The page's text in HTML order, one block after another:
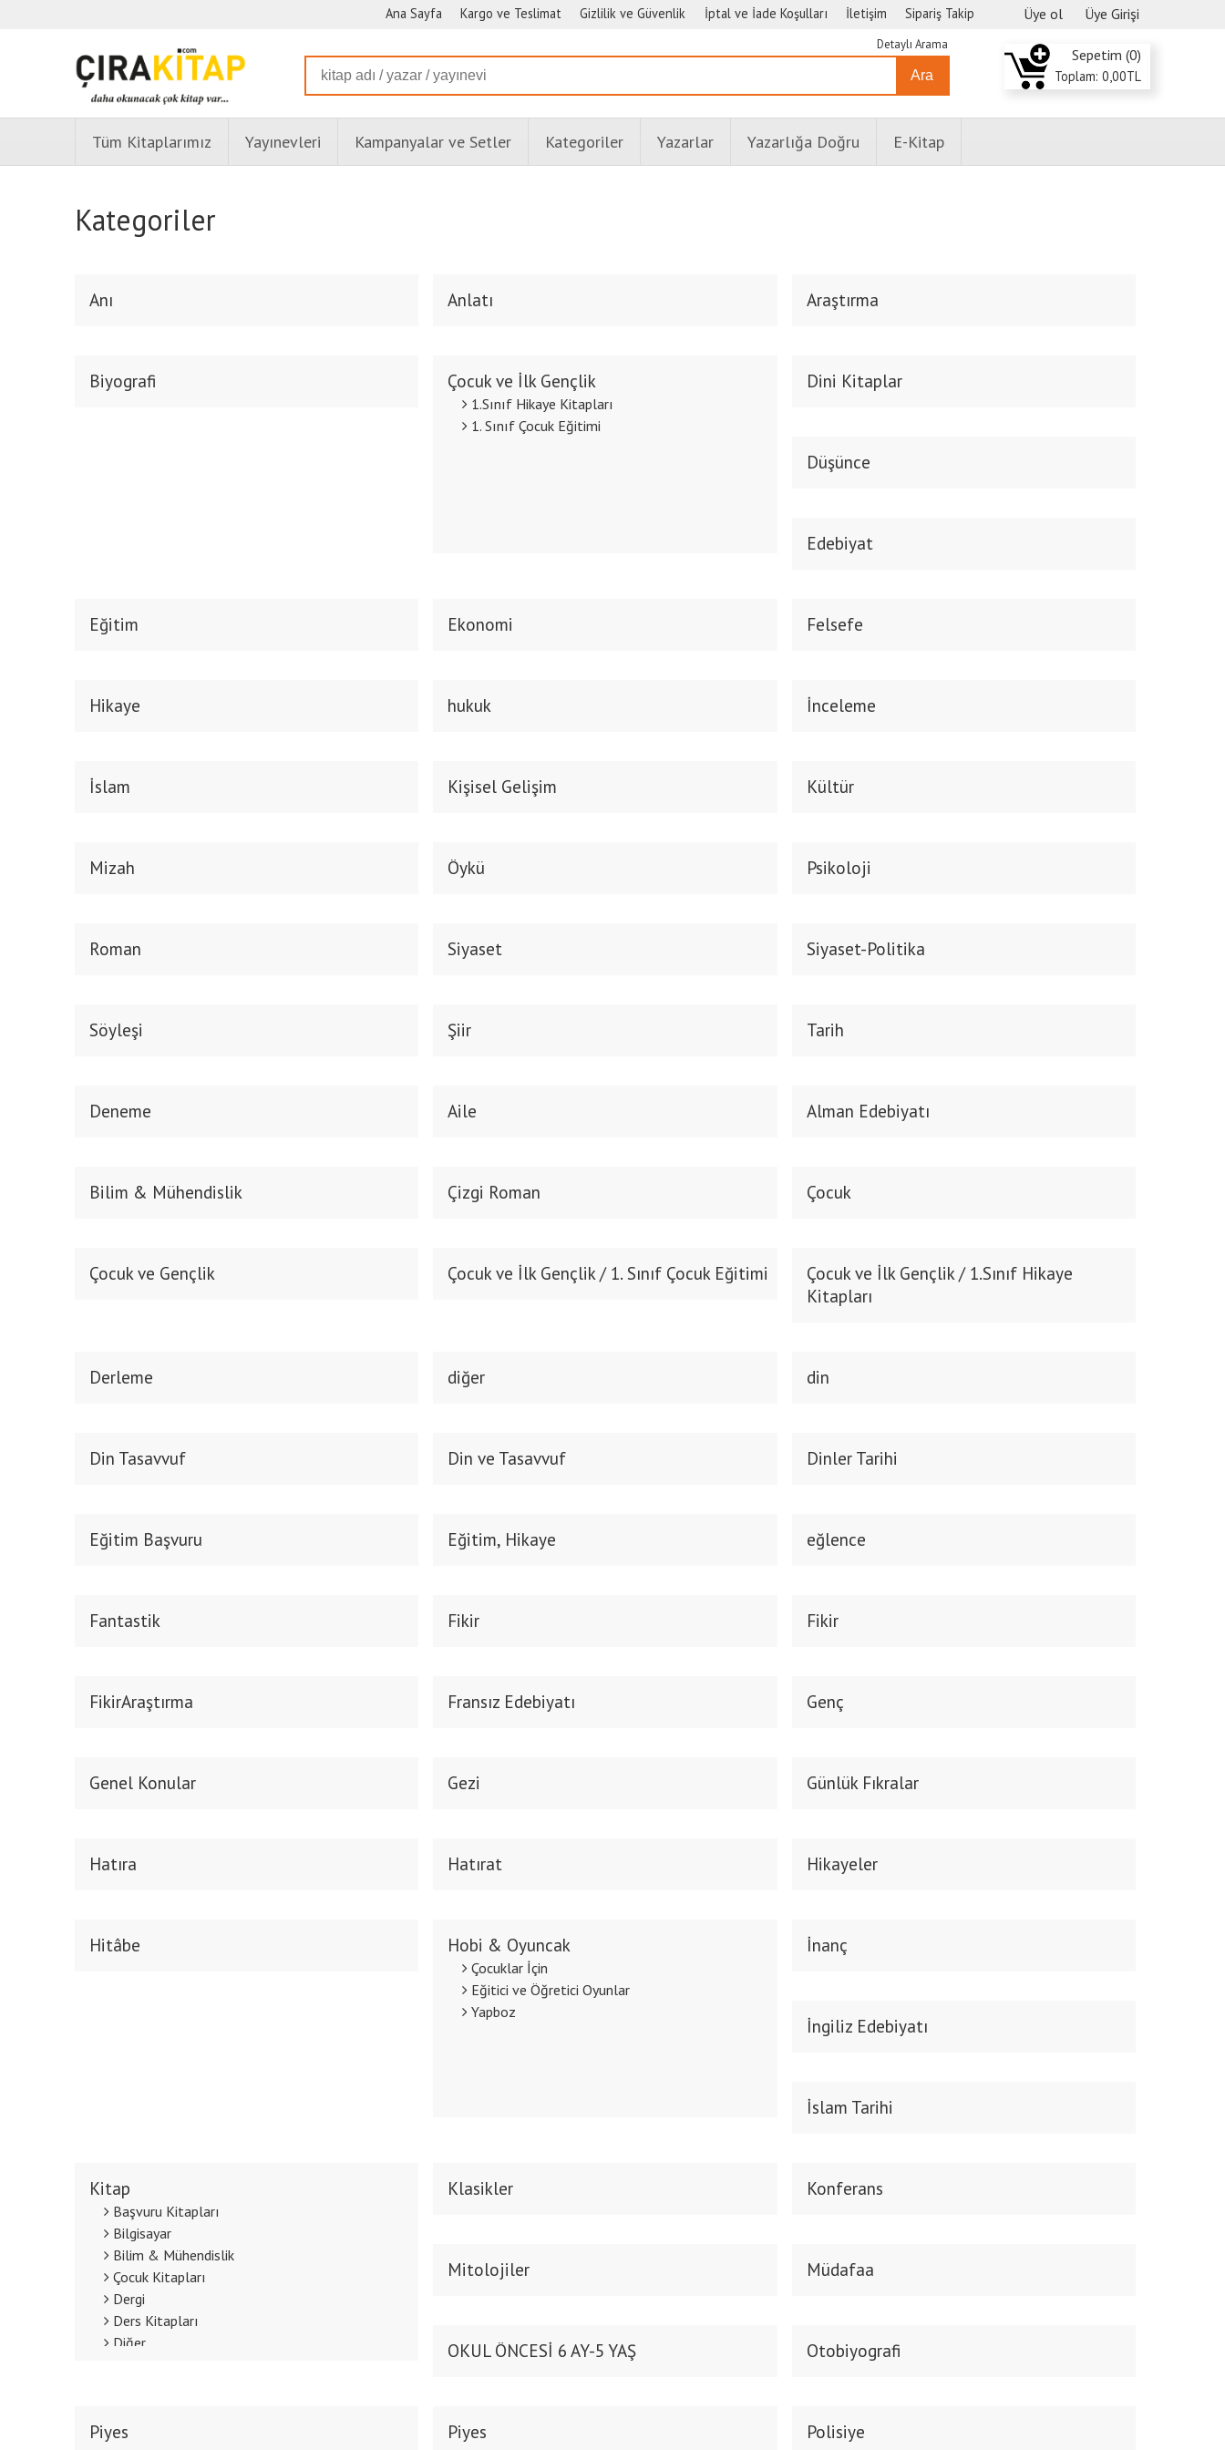
Üye ol Üye Girişi
Ana Sayfa Kargo ve Teslimat Gizlilik ve Güvenlik İptal ve İade Koşulları İletişim Sipariş Takip
Ara
Detaylı Arama
Sepetim (0)
Toplam: 0,00TL
Tüm Kitaplarımız Yayınevleri Kampanyalar ve Setler Kategoriler Yazarlar Yazarlığa Doğru E-Kitap
Kategoriler
Anı Anlatı Araştırma
Biyografi Çocuk ve İlk Gençlik
1.Sınıf Hikaye Kitapları
1. Sınıf Çocuk Eğitimi
Dini Kitaplar
Düşünce
Edebiyat
Eğitim Ekonomi Felsefe
Hikaye hukuk İnceleme
İslam Kişisel Gelişim Kültür
Mizah Öykü Psikoloji
Roman Siyaset Siyaset-Politika
Söyleşi Şiir Tarih
Deneme Aile Alman Edebiyatı
Bilim & Mühendislik Çizgi Roman Çocuk
Çocuk ve Gençlik Çocuk ve İlk Gençlik / 1. Sınıf Çocuk Eğitimi
Çocuk ve İlk Gençlik / 1.Sınıf Hikaye
Kitapları
Derleme diğer din
Din Tasavvuf Din ve Tasavvuf Dinler Tarihi
Eğitim Başvuru Eğitim, Hikaye eğlence
Fantastik Fikir Fikir
FikirAraştırma Fransız Edebiyatı Genç
Genel Konular Gezi Günlük Fıkralar
Hatıra Hatırat Hikayeler
Hitâbe Hobi & Oyuncak
Çocuklar İçin
Eğitici ve Öğretici Oyunlar
Yapboz
İnanç
İngiliz Edebiyatı
İslam Tarihi
Kitap
Başvuru Kitapları
Bilgisayar
Bilim & Mühendislik
Çocuk Kitapları
Dergi
Ders Kitapları
Diğer
Eğitim
Klasikler Konferans
Mitolojiler Müdafaa
OKUL ÖNCESİ 6 AY-5 YAŞ Otobiyografi
Piyes Piyes Polisiye